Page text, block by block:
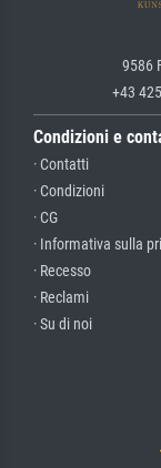
9586
+43
Condizioni e
· Contatti
· Condizioni
· CG
· Informativa sulla
· Recesso
· Reclami
· Su di noi